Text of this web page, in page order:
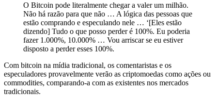
O Bitcoin pode literalmente chegar a valer um milhão.
Não há razão para que não … A lógica das pessoas que
estão comprando e especulando nele … ‘[Eles estão
dizendo] Tudo o que posso perder é 100%. Eu poderia
fazer 1.000%, 10.000% … Vou arriscar se eu estiver
disposto a perder esses 100%.
Com bitcoin na mídia tradicional, os comentaristas e os
especuladores provavelmente verão as criptomoedas como ações ou
commodities, comparando-a com as existentes nos mercados
tradicionais.